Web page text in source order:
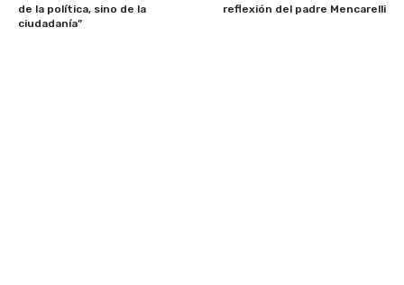
de la política, sino de la
ciudadanía”
reflexión del padre Mencarelli